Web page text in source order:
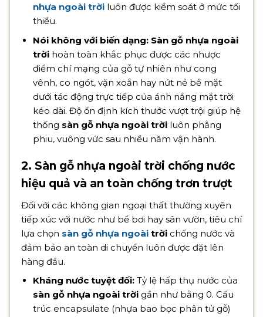
nhựa ngoài trờiluôn được kiểm soát ở mức tối
thiểu.
Nói không với biến dạng: Sàn gỗ nhựa ngoài
trờihoàn toàn khắc phục được các nhược
điểm chí mạng của gỗ tự nhiên như cong
vênh, co ngót, vặn xoắn hay nứt nẻ bề mặt
dưới tác động trực tiếp của ánh nắng mặt trời
kéo dài. Độ ổn định kích thước vượt trội giúp hệ
thống sàn gỗ nhựa ngoài trờiluôn phẳng
phiu, vuông vức sau nhiều năm vận hành.
2. Sàn gỗ nhựa ngoài trời chống nước
hiệu quả và an toàn chống trơn trượt
Đối với các không gian ngoại thất thường xuyên
tiếp xúc với nước như bể bơi hay sân vườn, tiêu chí
lựa chọn sàn gỗ nhựa ngoài trời chống nước và
đảm bảo an toàn di chuyển luôn được đặt lên
hàng đầu.
Kháng nước tuyệt đối:Tỷ lệ hấp thụ nước của
sàn gỗ nhựa ngoài trờigần như bằng 0. Cấu
trúc encapsulate (nhựa bao bọc phân tử gỗ)